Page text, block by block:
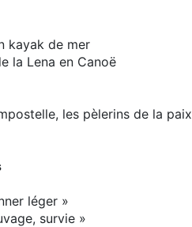
kayak de mer
la Lena en Canoë
les pèlerins de la paix
léger »
survie »